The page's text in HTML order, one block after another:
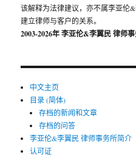
该解释为法律建议，亦不属李亚伦
建立律师与客户的关系。
2003-2026年 李亚伦&李翼民 律师
中文主页
目录 (简体)
存档的新闻和文章
存档的问答
李亚伦&李翼民 律师事务所简介
认可证